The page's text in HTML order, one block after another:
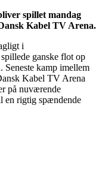
spillet mandag
Kabel TV Arena.
i
ganske flot op
Seneste kamp imellem
Kabel TV Arena
på nuværende
en rigtig spændende